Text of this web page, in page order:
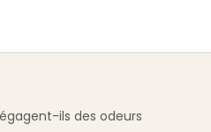
ils des odeurs